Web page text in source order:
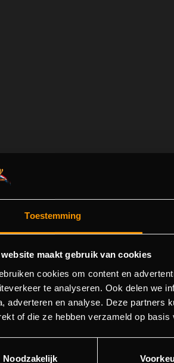
Toestemming
website maakt gebruik van cookies
cookies om content en
te analyseren. Ook delen we
adverteren en analyse. Deze partners
of die ze hebben verzameld op
Noodzakelijk